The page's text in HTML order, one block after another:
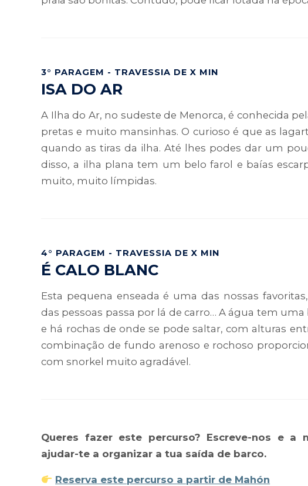
3° PARAGEM - TRAVESSIA DE X MIN
ISA DO AR
A Ilha do Ar, no sudeste de Menorca, é conhecida
pretas e muito mansinhas. O curioso é que as
quando as tiras da ilha. Até lhes podes dar um
disso, a ilha plana tem um belo farol e baías
muito, muito límpidas.
4° PARAGEM - TRAVESSIA DE X MIN
É CALO BLANC
Esta pequena enseada é uma das nossas
das pessoas passa por lá de carro… A água tem
e há rochas de onde se pode saltar, com alturas
combinação de fundo arenoso e rochoso
com snorkel muito agradável.
Queres fazer este percurso? Escreve-nos e a
ajudar-te a organizar a tua saída de barco.
Reserva este percurso a partir de Mahón